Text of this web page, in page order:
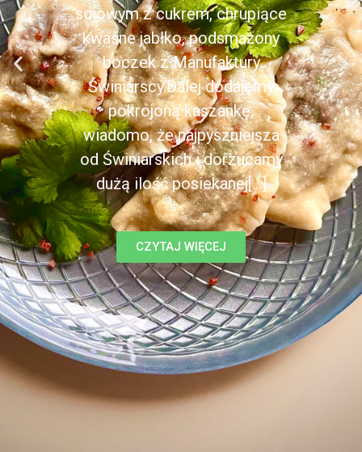
sojowym z cukrem, chrupiące
kwaśne jabłko, podsmażony
boczek z Manufaktury
Świniarscy.Dalej dodajemy
pokrojoną kaszankę,
wiadomo, że najpyszniejsza
od Świniarskich i dorzucamy
dużą ilość posiekanej[...]
CZYTAJ WIĘCEJ